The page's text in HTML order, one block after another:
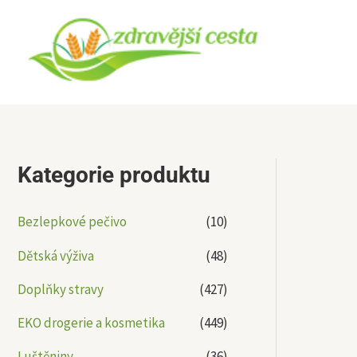
obsah
Kategorie produktu
Bezlepkové pečivo
(10)
Dětská výživa
(48)
Doplňky stravy
(427)
EKO drogerie a kosmetika
(449)